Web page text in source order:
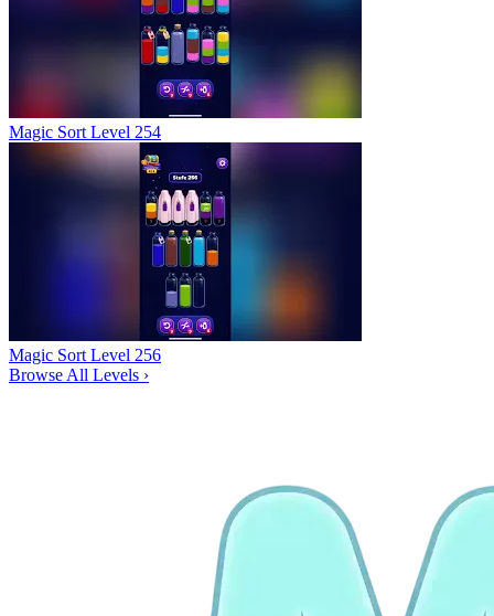
Magic Sort Level 254
Magic Sort Level 256
Browse All Levels ›